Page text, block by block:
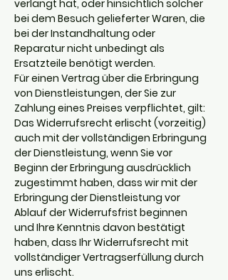
verlangt hat, oder hinsichtlich solcher
bei dem Besuch gelieferter Waren, die
bei der Instandhaltung oder
Reparatur nicht unbedingt als
Ersatzteile benötigt werden.
Für einen Vertrag über die Erbringung
von Dienstleistungen, der Sie zur
Zahlung eines Preises verpflichtet, gilt:
Das Widerrufsrecht erlischt (vorzeitig)
auch mit der vollständigen Erbringung
der Dienstleistung, wenn Sie vor
Beginn der Erbringung ausdrücklich
zugestimmt haben, dass wir mit der
Erbringung der Dienstleistung vor
Ablauf der Widerrufsfrist beginnen
und Ihre Kenntnis davon bestätigt
haben, dass Ihr Widerrufsrecht mit
vollständiger Vertragserfüllung durch
uns erlischt.